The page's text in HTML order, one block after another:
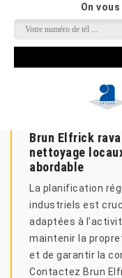
On
Brun Elfrick
nettoyage
abordable
La planification
industriels est
adaptées à
maintenir la
et de garantir la
Contactez Brun